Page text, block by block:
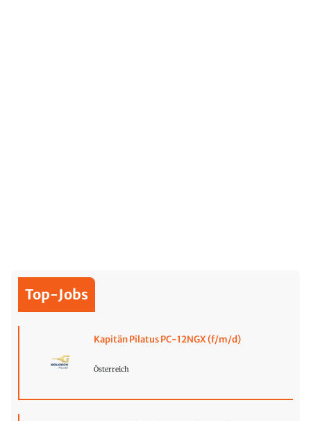
Top-Jobs
Kapitän Pilatus PC-12NGX (f/m/d)
Österreich